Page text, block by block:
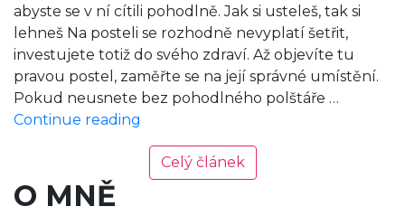
abyste se v ní cítili pohodlně. Jak si usteleš, tak si
lehneš Na posteli se rozhodně nevyplatí šetřit,
investujete totiž do svého zdraví. Až objevíte tu
pravou postel, zaměřte se na její správné umístění.
Pokud neusnete bez pohodlného polštáře …
Continue reading
útulnou
ložnici?
Celý článek
O MNĚ